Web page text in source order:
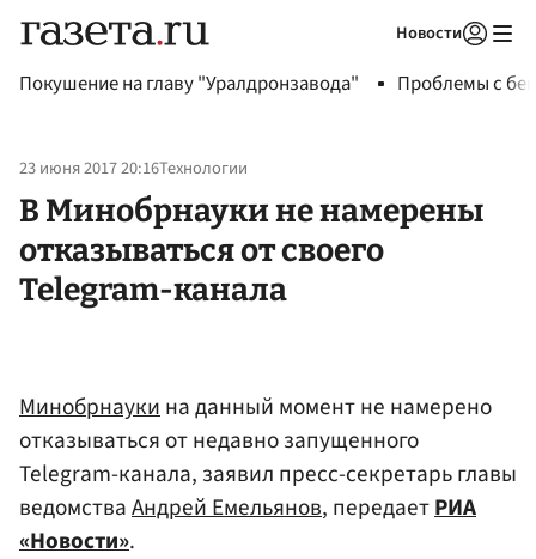
Новости
Покушение на главу "Уралдронзавода" Проблемы с
23 июня 2017 20:16Технологии
В Минобрнауки не намерены
отказываться от своего
Telegram-канала
Минобрнаукина данный момент не намерено
отказываться от недавно запущенного
Telegram-канала, заявил пресс-секретарь главы
ведомстваАндрей Емельянов, передаетРИА
«Новости».